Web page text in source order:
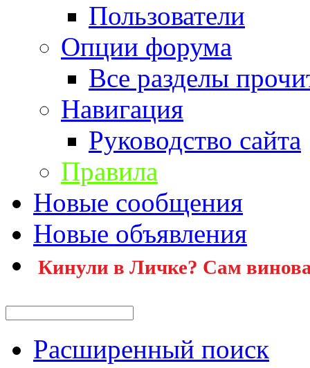
Пользователи
Опции форума
Все разделы
Навигация
Руководство сайта
Правила
Новые сообщения
Новые объявления
Кинули в Личке? Сам
Расширенный поиск